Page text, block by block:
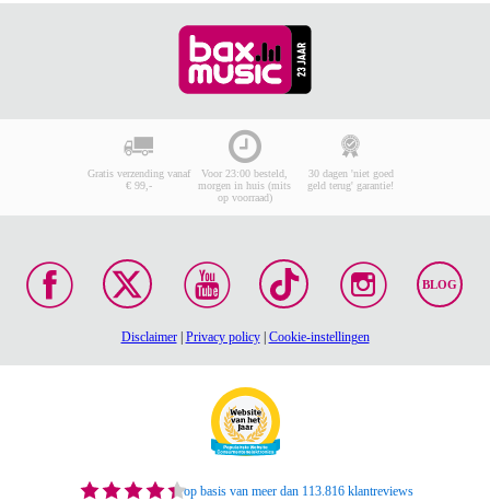
Gratis verzending vanaf
€ 99,-
Voor 23:00 besteld,
morgen in huis (mits
op voorraad)
30 dagen 'niet goed
geld terug' garantie!
BLOG
Disclaimer| Privacy policy| Cookie-instellingen
op basis van meer dan 113.816 klantreviews